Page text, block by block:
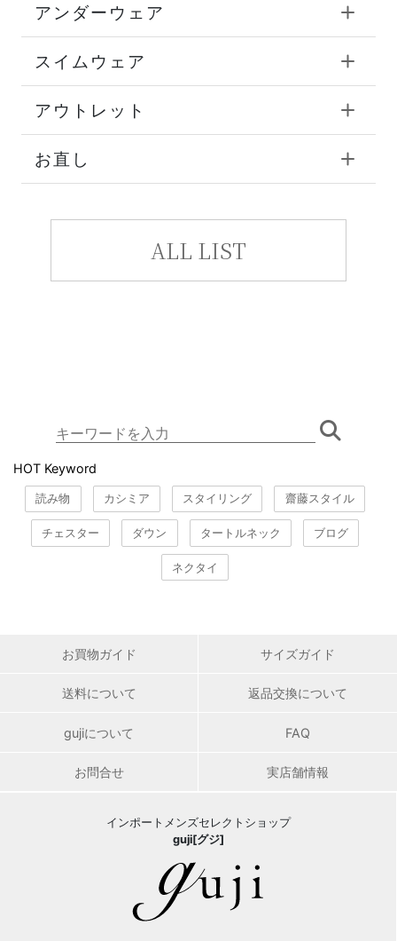
アンダーウェア
スイムウェア
アウトレット
お直し
ALL LIST
HOT Keyword
読み物 カシミア スタイリング 齋藤スタイル
チェスター ダウン タートルネック ブログ
ネクタイ
お買物ガイド サイズガイド
送料について 返品交換について
gujiについて FAQ
お問合せ 実店舗情報
インポートメンズセレクトショップ
guji[グジ]